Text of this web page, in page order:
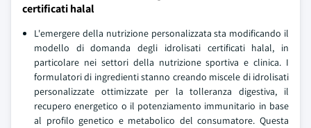
certificati halal
L'emergere della nutrizione personalizzata sta modificando il
modello di domanda degli idrolisati certificati halal, in
particolare nei settori della nutrizione sportiva e clinica. I
formulatori di ingredienti stanno creando miscele di idrolisati
personalizzate ottimizzate per la tolleranza digestiva, il
recupero energetico o il potenziamento immunitario in base
al profilo genetico e metabolico del consumatore. Questa